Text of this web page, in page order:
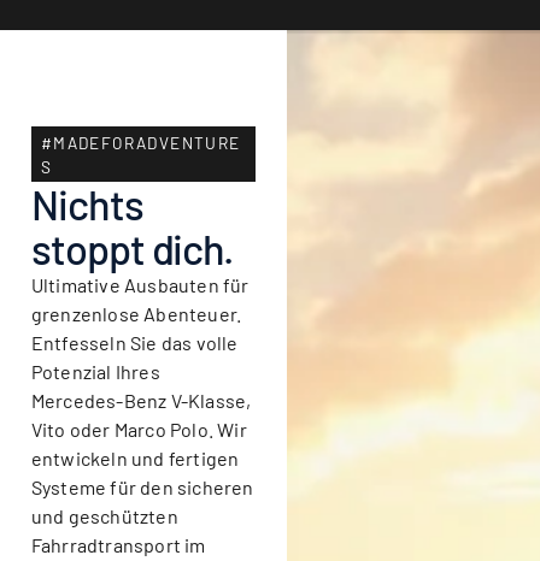
#MADEFORADVENTURE
S
Nichts
stoppt dich.
Ultimative Ausbauten für
grenzenlose Abenteuer.
Entfesseln Sie das volle
Potenzial Ihres
Mercedes-Benz V-Klasse,
Vito oder Marco Polo. Wir
entwickeln und fertigen
Systeme für den sicheren
und geschützten
Fahrradtransport im